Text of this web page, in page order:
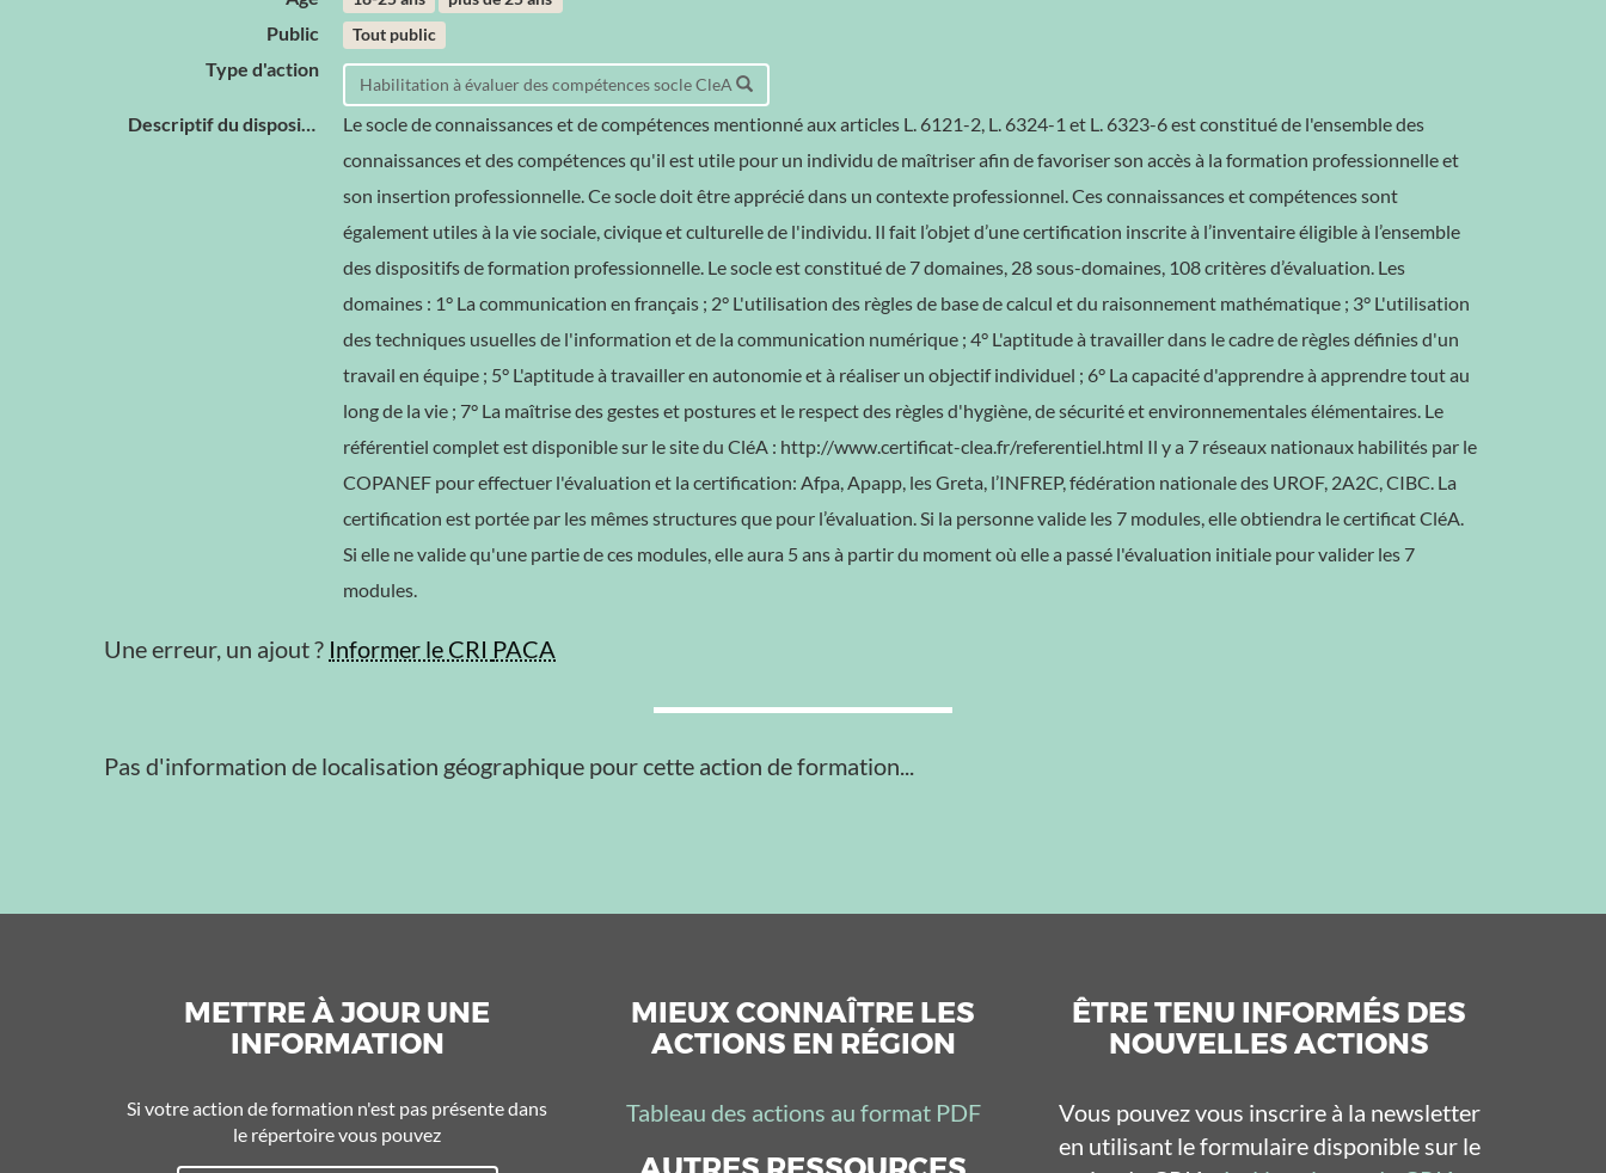
Public Tout public
Type d'action
Habilitation à évaluer des compétences socle CleA
Descriptif du dispositif
Le socle de connaissances et de compétences mentionné aux articles L. 6121-2, L. 6324-1 et L. 6323-6 est constitué de l'ensemble des
connaissances et des compétences qu'il est utile pour un individu de maîtriser afin de favoriser son accès à la formation professionnelle et
son insertion professionnelle. Ce socle doit être apprécié dans un contexte professionnel. Ces connaissances et compétences sont
également utiles à la vie sociale, civique et culturelle de l'individu. Il fait l’objet d’une certification inscrite à l’inventaire éligible à l’ensemble
des dispositifs de formation professionnelle. Le socle est constitué de 7 domaines, 28 sous-domaines, 108 critères d’évaluation. Les
domaines : 1° La communication en français ; 2° L'utilisation des règles de base de calcul et du raisonnement mathématique ; 3° L'utilisation
des techniques usuelles de l'information et de la communication numérique ; 4° L'aptitude à travailler dans le cadre de règles définies d'un
travail en équipe ; 5° L'aptitude à travailler en autonomie et à réaliser un objectif individuel ; 6° La capacité d'apprendre à apprendre tout au
long de la vie ; 7° La maîtrise des gestes et postures et le respect des règles d'hygiène, de sécurité et environnementales élémentaires. Le
référentiel complet est disponible sur le site du CléA : http://www.certificat-clea.fr/referentiel.html Il y a 7 réseaux nationaux habilités par le
COPANEF pour effectuer l'évaluation et la certification: Afpa, Apapp, les Greta, l’INFREP, fédération nationale des UROF, 2A2C, CIBC. La
certification est portée par les mêmes structures que pour l’évaluation. Si la personne valide les 7 modules, elle obtiendra le certificat CléA.
Si elle ne valide qu'une partie de ces modules, elle aura 5 ans à partir du moment où elle a passé l'évaluation initiale pour valider les 7
modules.
Une erreur, un ajout ? Informer le CRI PACA
Pas d'information de localisation géographique pour cette action de formation...
METTRE À JOUR UNE
INFORMATION
Si votre action de formation n'est pas présente dans
le répertoire vous pouvez
MIEUX CONNAÎTRE LES
ACTIONS EN RÉGION
Tableau des actions au format PDF
ÊTRE TENU INFORMÉS DES
NOUVELLES ACTIONS
Vous pouvez vous inscrire à la newsletter
en utilisant le formulaire disponible sur le